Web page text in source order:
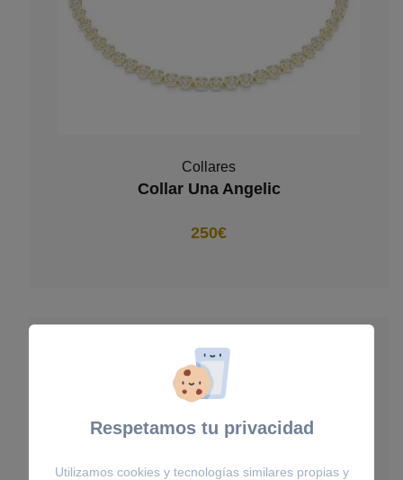
Collares
Collar Una Angelic
250€
Respetamos tu privacidad
Utilizamos cookies y tecnologías similares propias y